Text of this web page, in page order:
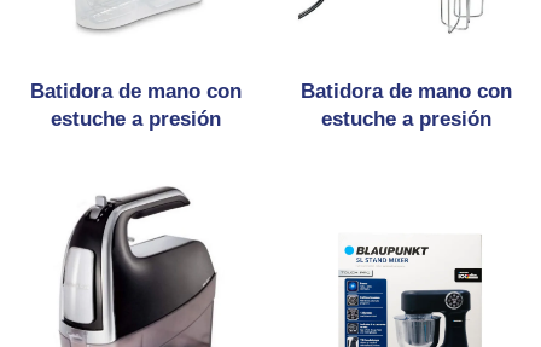
Batidora de mano con
estuche a presión
Batidora de mano con
estuche a presión